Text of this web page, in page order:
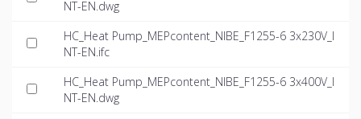
NT-EN.dwg
HC_Heat Pump_MEPcontent_NIBE_F1255-6 3x230V_I
NT-EN.ifc
HC_Heat Pump_MEPcontent_NIBE_F1255-6 3x400V_I
NT-EN.dwg